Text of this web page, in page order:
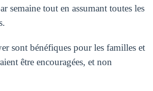
semaine tout en assumant toutes les
sont bénéfiques pour les familles et
être encouragées, et non